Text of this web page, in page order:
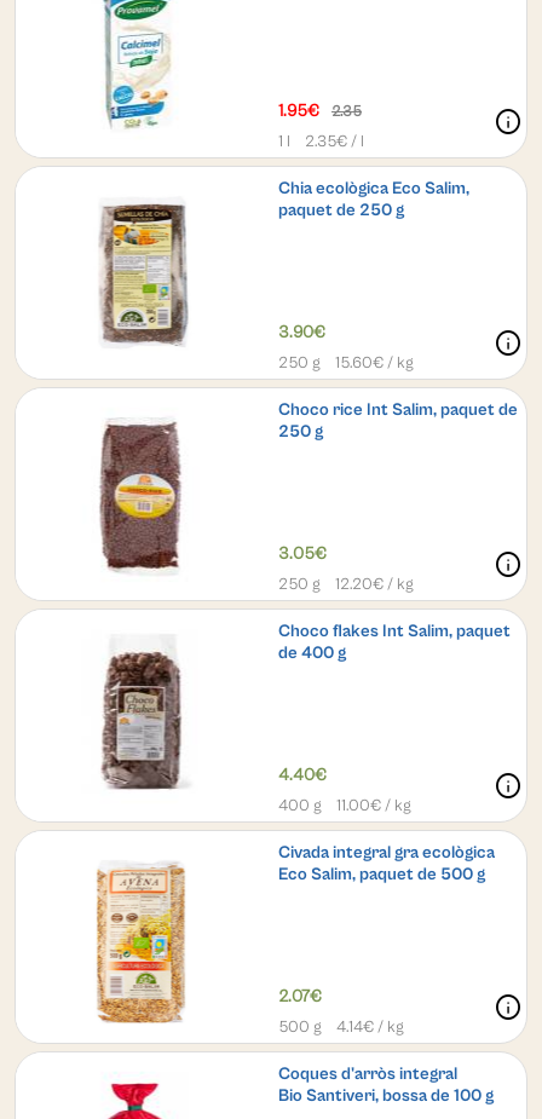
1.95€ 2.35
1 l 2.35€ / l
info
Chia ecològica Eco Salim,
paquet de 250 g
3.90€
250 g 15.60€ / kg
info
Choco rice Int Salim, paquet de
250 g
3.05€
250 g 12.20€ / kg
info
Choco flakes Int Salim, paquet
de 400 g
4.40€
400 g 11.00€ / kg
info
Civada integral gra ecològica
Eco Salim, paquet de 500 g
2.07€
500 g 4.14€ / kg
info
Coques d'arròs integral
Bio Santiveri, bossa de 100 g